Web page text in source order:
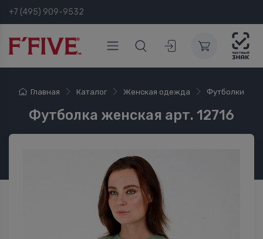
+7 (495) 909-9532
Главная Каталог Женская одежда Футболки
Футболка женская арт. 12716